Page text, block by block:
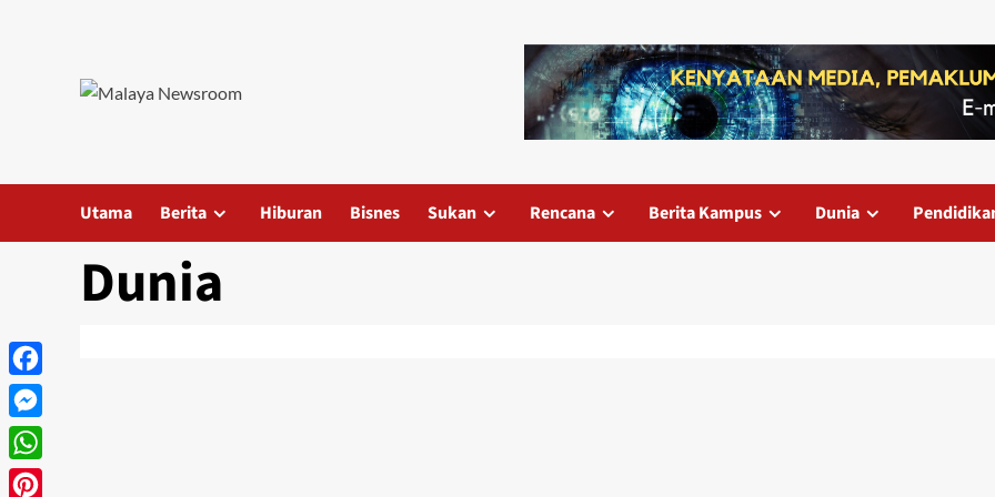
Utama Berita Hiburan Bisnes Sukan Rencana Berita Kampus Dunia
Dunia
Facebook
Messenger
WhatsApp